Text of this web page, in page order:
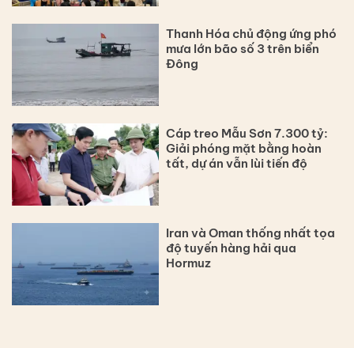
Thanh Hóa chủ động ứng phó
mưa lớn bão số 3 trên biển
Đông
Cáp treo Mẫu Sơn 7.300 tỷ:
Giải phóng mặt bằng hoàn
tất, dự án vẫn lùi tiến độ
Iran và Oman thống nhất tọa
độ tuyến hàng hải qua
Hormuz